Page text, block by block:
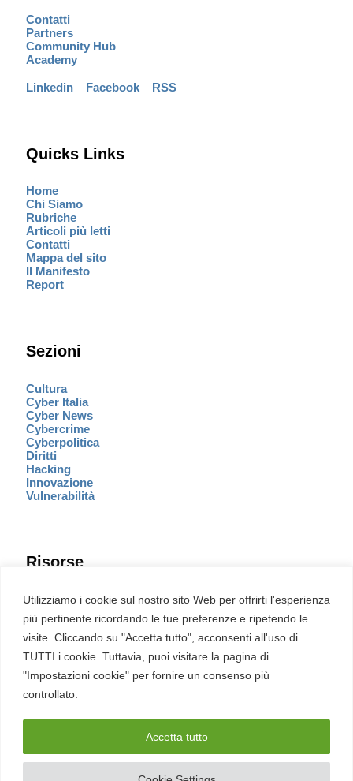
Utilizziamo i cookie sul nostro sito Web per offrirti l'esperienza
più pertinente ricordando le tue preferenze e ripetendo le
visite. Cliccando su "Accetta tutto", acconsenti all'uso di
TUTTI i cookie. Tuttavia, puoi visitare la pagina di
"Impostazioni cookie" per fornire un consenso più
controllato.
Accetta tutto
Contatti
Partners
Community Hub
Academy
Linkedin – Facebook – RSS
Quicks Links
Home
Chi Siamo
Rubriche
Articoli più letti
Contatti
Mappa del sito
Il Manifesto
Report
Sezioni
Cultura
Cyber Italia
Cyber News
Cybercrime
Cyberpolitica
Diritti
Hacking
Innovazione
Vulnerabilità
Risorse
Eventi
Fumetto Cyber
Newsletter
Servizi
Pubblicità
English
Ultime CVE critiche
2026 – REDHOTCYBER Srl. Tutti i diritti riservati